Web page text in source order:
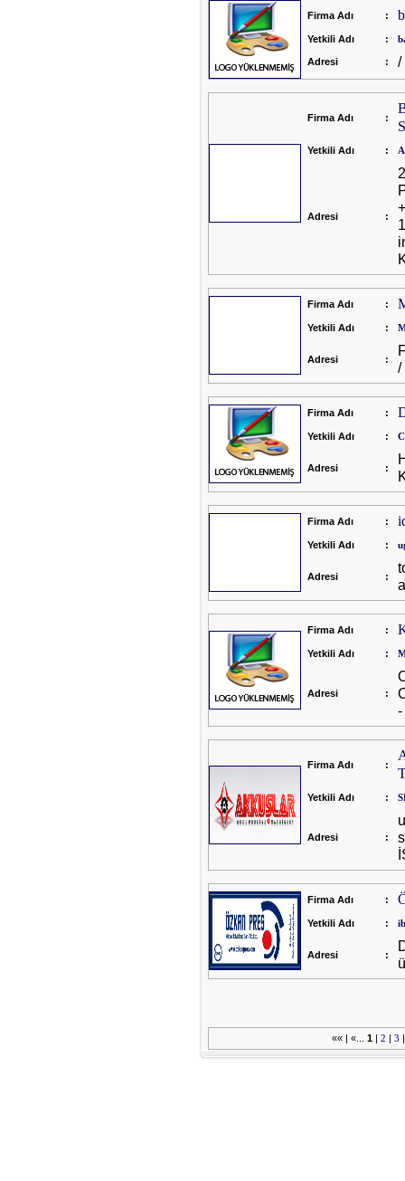
Firma Adı :
Yetkili Adı :
Adresi : /
Firma Adı :
Yetkili Adı :
Adresi :
Firma Adı :
Yetkili Adı :
Adresi :
/
Firma Adı :
Yetkili Adı :
Adresi :
Firma Adı :
Yetkili Adı :
Adresi :
Firma Adı :
Yetkili Adı :
Adresi :
-
Firma Adı :
Yetkili Adı :
Adresi :
Firma Adı :
Yetkili Adı :
Adresi :
«« | «... 1 | 2 | 3